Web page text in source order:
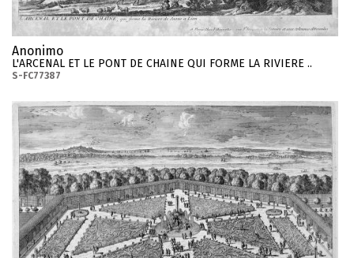
Anonimo
L'ARCENAL ET LE PONT DE CHAINE QUI FORME LA RIVIERE ..
S-FC77387